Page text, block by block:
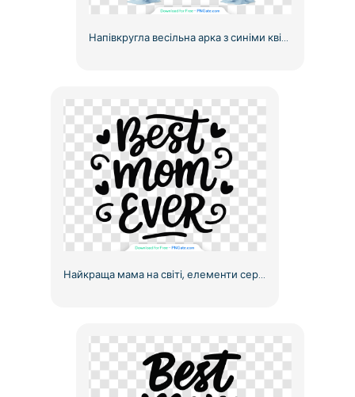
Напівкругла весільна арка з синіми квітами та тканиною, безкоштовний PNG
Найкраща мама на світі, елементи серця, мінімалістичний текст логотипу, безкоштовний PNG